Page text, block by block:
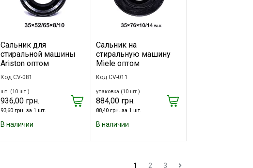
Сальник для
стиральной машины
Ariston оптом
Код CV-081
шт. (10 шт.)
936,00 грн.
93,60 грн. за 1 шт.
В наличии
Сальник на
стиральную машину
Miele оптом
Код CV-011
упаковка (10 шт.)
884,00 грн.
88,40 грн. за 1 шт.
В наличии
1 2 3